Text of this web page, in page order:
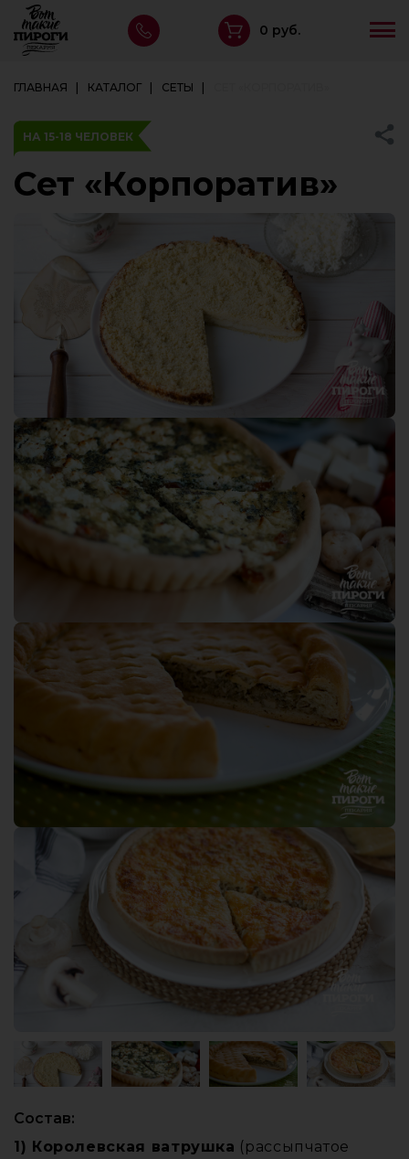
0 руб.
ГЛАВНАЯ КАТАЛОГ СЕТЫ
НА 15-18 ЧЕЛОВЕК
Сет «Корпоратив»
Состав:
1) Королевская ватрушка (рассыпчатое